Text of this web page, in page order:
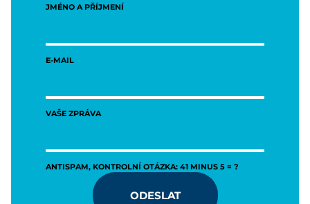
JMÉNO A PŘÍJMENÍ
E-MAIL
VAŠE ZPRÁVA
ANTISPAM, KONTROLNÍ OTÁZKA: 41 MINUS 5 = ?
ODESLAT